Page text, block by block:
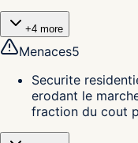
+4 more
Menaces5
Securite
erodant le
fraction du cout